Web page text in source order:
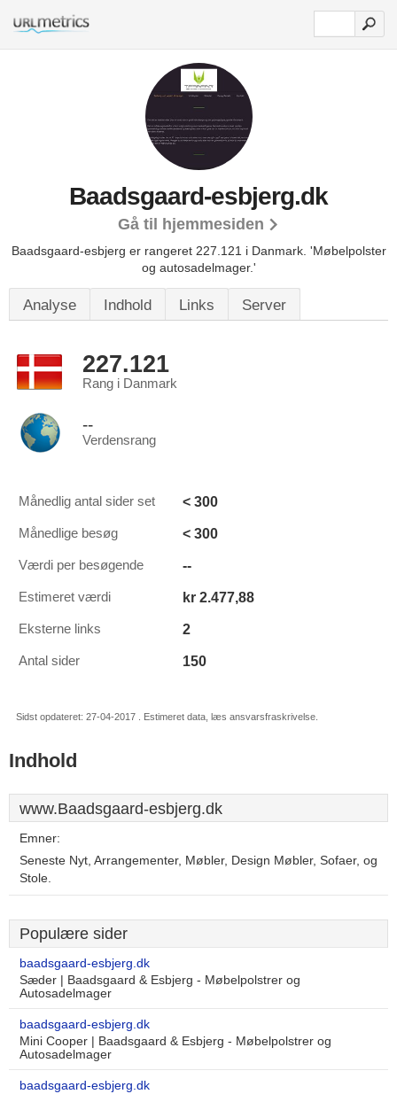
Baadsgaard-esbjerg.dk
Gå til hjemmesiden
Baadsgaard-esbjerg er rangeret 227.121 i Danmark. 'Møbelpolster
og autosadelmager.'
Analyse Indhold Links Server
227.121
Rang i Danmark
--
Verdensrang
Månedlig antal sider set < 300
Månedlige besøg < 300
Værdi per besøgende --
Estimeret værdi kr 2.477,88
Eksterne links 2
Antal sider 150
Sidst opdateret: 27-04-2017 . Estimeret data, læs ansvarsfraskrivelse.
Indhold
www.Baadsgaard-esbjerg.dk
Emner:
Seneste Nyt, Arrangementer, Møbler, Design Møbler, Sofaer, og
Stole.
Populære sider
baadsgaard-esbjerg.dk
Sæder | Baadsgaard & Esbjerg - Møbelpolstrer og
Autosadelmager
baadsgaard-esbjerg.dk
Mini Cooper | Baadsgaard & Esbjerg - Møbelpolstrer og
Autosadelmager
baadsgaard-esbjerg.dk